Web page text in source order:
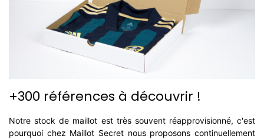
+300 références à découvrir !
Notre stock de maillot est très souvent réapprovisionné, c'est
pourquoi chez Maillot Secret nous proposons continuellement